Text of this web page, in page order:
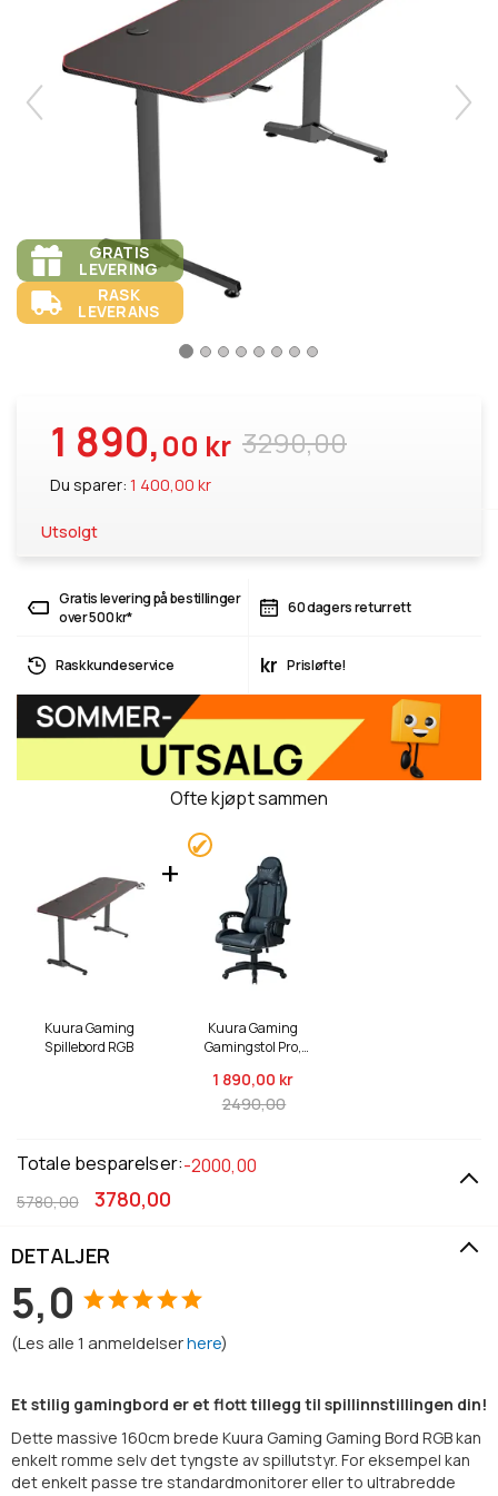
GRATIS
LEVERING
RASK
LEVERANS
3290,00
1 890,00 kr
Du sparer: 1 400,00 kr
Utsolgt
Gratis levering på bestillinger
over 500 kr*
60 dagers returrett
Rask kundeservice kr Prisløfte!
Ofte kjøpt sammen
Kuura Gaming
Spillebord RGB
Kuura Gaming
Gamingstol Pro,
1 890,00 kr
2490,00
Totale besparelser:-2000,00
3780,00
5780,00
DETALJER
5,0
(Les alle1 anmeldelserhere)
Et stilig gamingbord er et flott tillegg til spillinnstillingen din!
Dette massive 160cm brede Kuura Gaming Gaming Bord RGB kan
enkelt romme selv det tyngste av spillutstyr. For eksempel kan
det enkelt passe tre standardmonitorer eller to ultrabredde